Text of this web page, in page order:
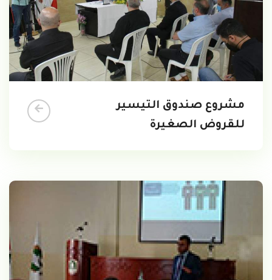
مشروع صندوق التيسير
للقروض الصغيرة